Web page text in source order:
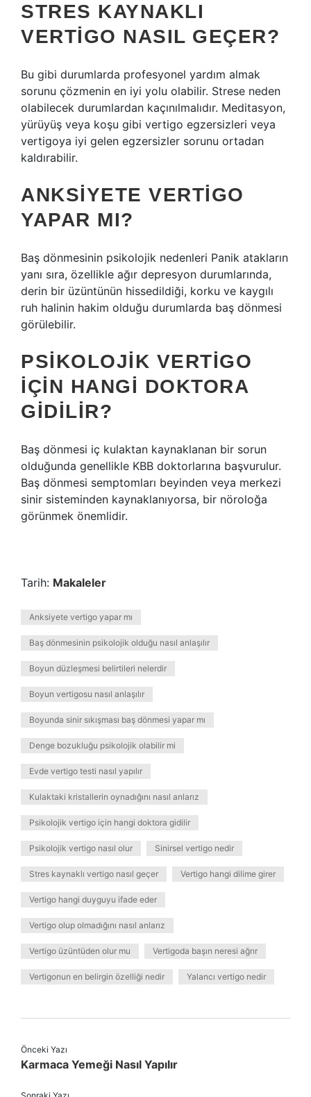
STRES KAYNAKLI
VERTIGO NASIL GEÇER?
Bu gibi durumlarda profesyonel yardım almak
sorunu çözmenin en iyi yolu olabilir. Strese neden
olabilecek durumlardan kaçınılmalıdır. Meditasyon,
yürüyüş veya koşu gibi vertigo egzersizleri veya
vertigoya iyi gelen egzersizler sorunu ortadan
kaldırabilir.
ANKSIYETE VERTIGO
YAPAR MI?
Baş dönmesinin psikolojik nedenleri Panik atakların
yanı sıra, özellikle ağır depresyon durumlarında,
derin bir üzüntünün hissedildiği, korku ve kaygılı
ruh halinin hakim olduğu durumlarda baş dönmesi
görülebilir.
PSIKOLOJIK VERTIGO
IÇIN HANGI DOKTORA
GIDILIR?
Baş dönmesi iç kulaktan kaynaklanan bir sorun
olduğunda genellikle KBB doktorlarına başvurulur.
Baş dönmesi semptomları beyinden veya merkezi
sinir sisteminden kaynaklanıyorsa, bir nöroloğa
görünmek önemlidir.
Tarih: Makaleler
Anksiyete vertigo yapar mı
Baş dönmesinin psikolojik olduğu nasıl anlaşılır
Boyun düzleşmesi belirtileri nelerdir
Boyun vertigosu nasıl anlaşılır
Boyunda sinir sıkışması baş dönmesi yapar mı
Denge bozukluğu psikolojik olabilir mi
Evde vertigo testi nasıl yapılır
Kulaktaki kristallerin oynadığını nasıl anlarız
Psikolojik vertigo için hangi doktora gidilir
Psikolojik vertigo nasıl olur Sinirsel vertigo nedir
Stres kaynaklı vertigo nasıl geçer Vertigo hangi dilime girer
Vertigo hangi duyguyu ifade eder
Vertigo olup olmadığını nasıl anlarız
Vertigo üzüntüden olur mu Vertigoda başın neresi ağrır
Vertigonun en belirgin özelliği nedir Yalancı vertigo nedir
Önceki Yazı
Karmaca Yemeği Nasıl Yapılır